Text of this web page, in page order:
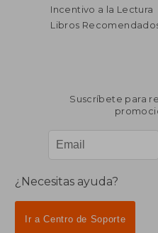
Incentivo a la Lectura
Libros
Suscríbete para
¿Necesitas ayuda?
Ir a Centro de Soporte